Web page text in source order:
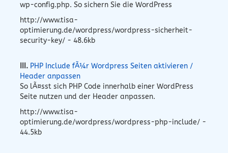
wp-config.php. So sichern Sie die WordPress
http://www.tisa-
optimierung.de/wordpress/wordpress-sicherheit-
security-key/ - 48.6kb
III. PHP Include fÃ¼r Wordpress Seiten aktivieren /
Header anpassen
So lÃ¤sst sich PHP Code innerhalb einer WordPress
Seite nutzen und der Header anpassen.
http://www.tisa-
optimierung.de/wordpress/wordpress-php-include/ -
44.5kb